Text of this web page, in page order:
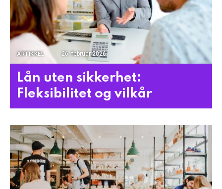
ARTIKKEL 26. februar 2026
Lån uten sikkerhet:
Fleksibilitet og vilkår